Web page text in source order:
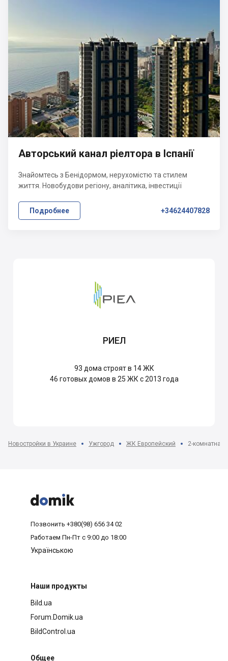
Авторський канал ріелтора в Іспанії
Знайомтесь з Бенідормом, нерухомістю та стилем
життя. Новобудови регіону, аналітика, інвестиції
Подробнее +34624407828
РИЕЛ
93 дома строят в 14 ЖК
46 готовых домов в 25 ЖК с 2013 года
Новостройки в Украине Ужгород ЖК Европейский 2-комнатная



Позвонить +380(98) 656 34 02
Работаем Пн-Пт с 9:00 до 18:00
Українською
Наши продукты
Bild.ua
Forum.Domik.ua
BildControl.ua
Общее